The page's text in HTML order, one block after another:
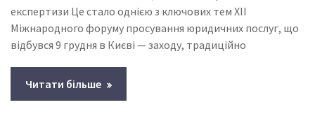
експертизи Це стало однією з ключових тем XII
Міжнародного форуму просування юридичних послуг, що
відбувся 9 грудня в Києві — заходу, традиційно
Читати більше